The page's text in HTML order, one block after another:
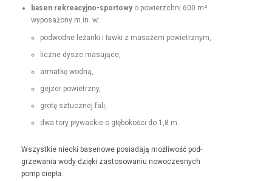
basen rekrea­cyjno-sportowyo powierzch­ni 600 m²
wyposażony m.in. w:
pod­wodne leżan­ki i ław­ki z masażem powietrznym,
liczne dysze masujące,
armatkę wod­ną,
gejz­er powietrzny,
grotę sztucznej fali,
dwa tory pływack­ie o głębokoś­ci do 1,8 m.
Wszys­tkie niec­ki basenowe posi­ada­ją możli­wość pod­
grze­wa­nia wody dzię­ki zas­tosowa­niu nowoczes­nych
pomp ciepła.